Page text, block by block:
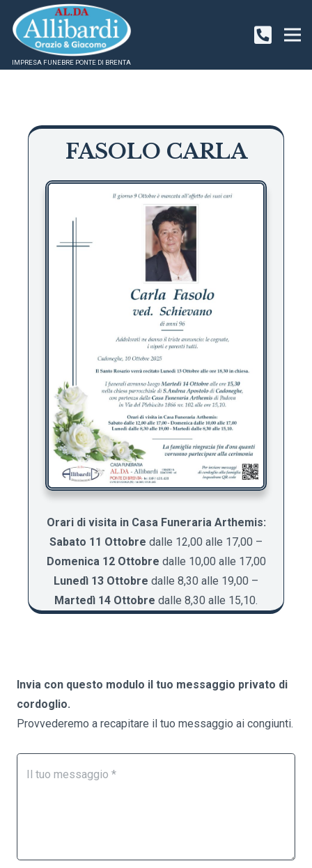
IMPRESA FUNEBRE PONTE DI BRENTA
FASOLO CARLA
Orari di visita in Casa Funeraria Arthemis:
Sabato 11 Ottobre dalle 12,00 alle 17,00 –
Domenica 12 Ottobre dalle 10,00 alle 17,00
Lunedì 13 Ottobre dalle 8,30 alle 19,00 –
Martedì 14 Ottobre dalle 8,30 alle 15,10.
Invia con questo modulo il tuo messaggio privato di
cordoglio.
Provvederemo a recapitare il tuo messaggio ai congiunti.
un
questo